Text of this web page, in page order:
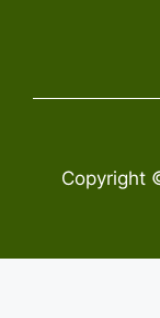
Copyright